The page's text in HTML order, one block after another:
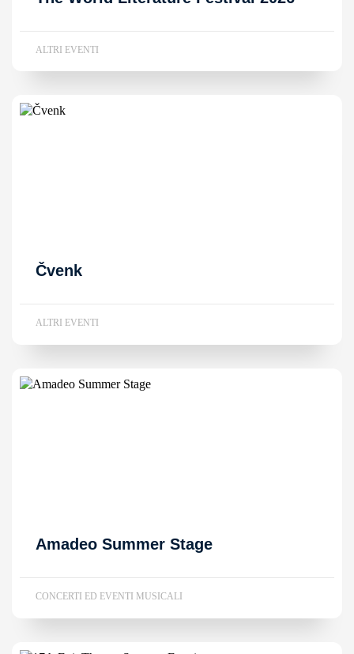
ALTRI EVENTI
Čvenk
ALTRI EVENTI
Amadeo Summer Stage
CONCERTI ED EVENTI MUSICALI